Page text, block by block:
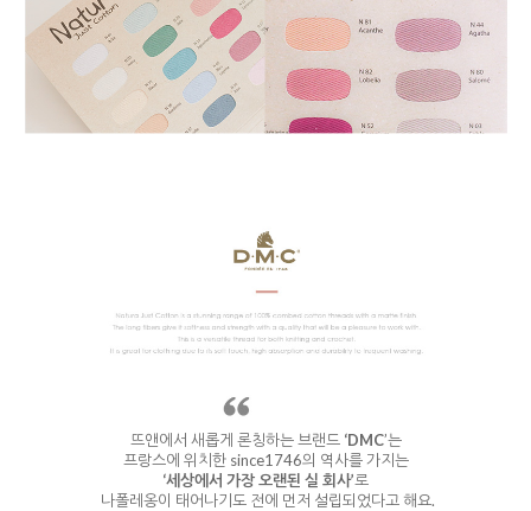
뜨앤에서 새롭게 론칭하는 브랜드‘DMC’는
프랑스에 위치한 since1746의 역사를 가지는
‘세상에서 가장 오랜된 실 회사’로
나폴레옹이 태어나기도 전에 먼저 설립되었다고 해요.